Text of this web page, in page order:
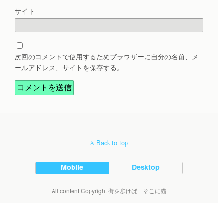
サイト
次回のコメントで使用するためブラウザーに自分の名前、メ
ールアドレス、サイトを保存する。
Back to top
Mobile Desktop
All content Copyright 街を歩けば そこに猫